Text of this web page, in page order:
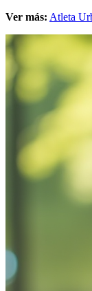
Ver más: Atleta